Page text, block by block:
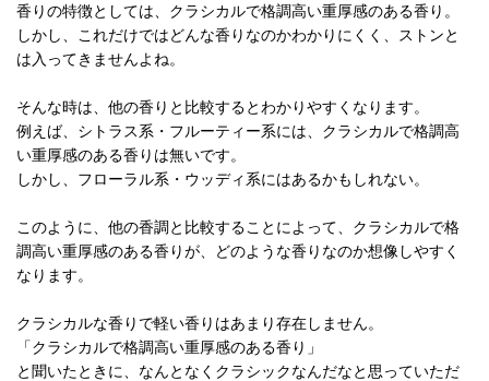
香りの特徴としては、クラシカルで格調高い重厚感のある香り。
しかし、これだけではどんな香りなのかわかりにくく、ストンと
は入ってきませんよね。
そんな時は、他の香りと比較するとわかりやすくなります。
例えば、シトラス系・フルーティー系には、クラシカルで格調高
い重厚感のある香りは無いです。
しかし、フローラル系・ウッディ系にはあるかもしれない。
このように、他の香調と比較することによって、クラシカルで格
調高い重厚感のある香りが、どのような香りなのか想像しやすく
なります。
クラシカルな香りで軽い香りはあまり存在しません。
「クラシカルで格調高い重厚感のある香り」
と聞いたときに、なんとなくクラシックなんだなと思っていただ